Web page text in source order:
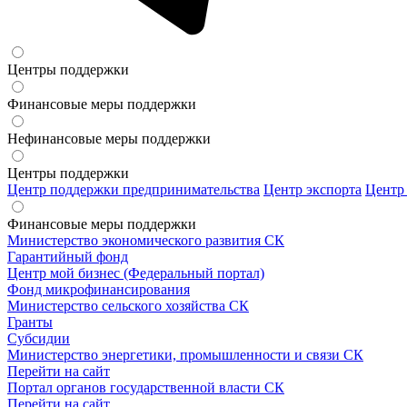
Центры поддержки
Финансовые меры поддержки
Нефинансовые меры поддержки
Центры поддержки
Центр поддержки предпринимательства Центр экспорта
Финансовые меры поддержки
Министерство экономического развития СК
Гарантийный фонд
Центр мой бизнес (Федеральный портал)
Фонд микрофинансирования
Министерство сельского хозяйства СК
Гранты
Субсидии
Министерство энергетики, промышленности и связи СК
Перейти на сайт
Портал органов государственной власти СК
Перейти на сайт